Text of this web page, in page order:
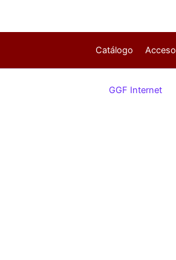
Catálogo Acceso
GGF Internet